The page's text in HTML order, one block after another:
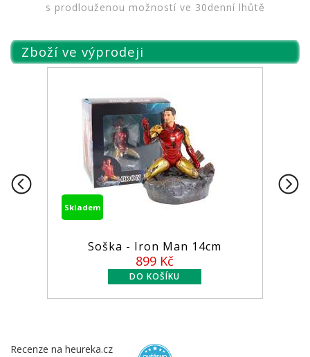
s prodlouženou možností ve 30denní lhůtě
Zboží ve výprodeji
Soška - Iron Man 14cm
Recenze na heureka.cz